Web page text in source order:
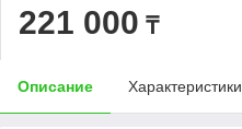
221 000 ₸
Описание Характеристики